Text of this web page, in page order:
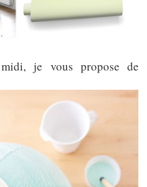
je vous propose de